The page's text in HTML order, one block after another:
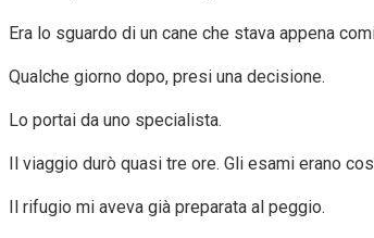
Era lo sguardo di un cane che stava appena
Qualche giorno dopo, presi una decisione.
Lo portai da uno specialista.
Il viaggio durò quasi tre ore. Gli esami erano
Il rifugio mi aveva già preparata al peggio.